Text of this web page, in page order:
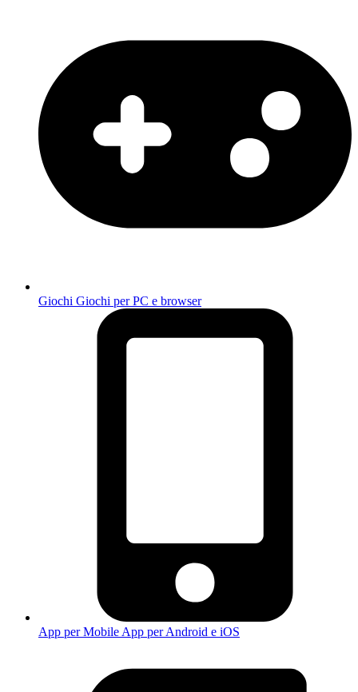
Giochi Giochi per PC e browser
App per Mobile App per Android e iOS